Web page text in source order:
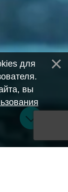
для
вы